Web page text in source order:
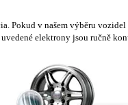
Pokud v našem výběru vozidel
elektrony jsou ručně